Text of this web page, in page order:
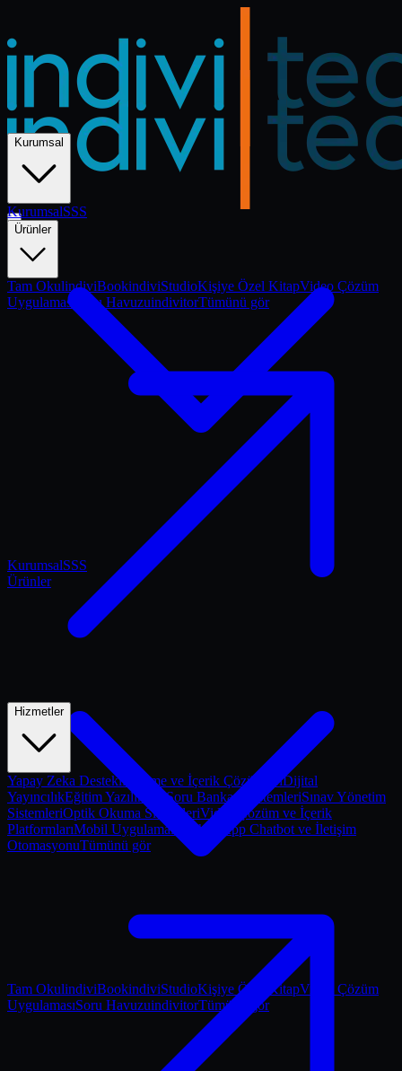
KurumsalSSS
Ürünler
Tam OkulindiviBookindiviStudioKişiye Özel KitapVideo Çözüm
UygulamasıSoru HavuzuindivitorTümünü gör
Kurumsal
KurumsalSSS
Ürünler
Tam OkulindiviBookindiviStudioKişiye Özel KitapVideo Çözüm
Uygulaması
Soru HavuzuindivitorTümünü gör
Hizmetler
Yapay Zeka Destekli Ölçme ve İçerik ÇözümleriDijital
YayıncılıkEğitim YazılımlarıSoru Bankası SistemleriSınav Yönetim
SistemleriOptik Okuma SistemleriVideo Çözüm ve İçerik
PlatformlarıMobil Uygulamalar
WhatsApp Chatbot ve İletişim
OtomasyonuTümünü gör